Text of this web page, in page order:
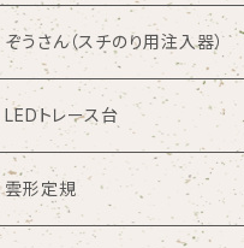
入りテンプレート定規
ウト/ 専門チャート/その他テン
定規
ーズ名から検索
定規
規
クテンプレート ルーラースリム
系樹脂
うさん（スチのり用注入器）
トレース台
形定規